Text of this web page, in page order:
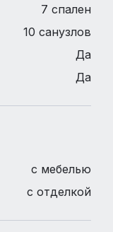
7 спален
10 санузлов
Да
Да
с мебелью
с отделкой